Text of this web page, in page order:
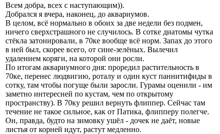
Всем добра, всех с наступающим)).
Добрался я вчера, наконец, до аквариумов.
В целом, всё нормально в обоих за две недели без подмен,
ничего сверхстрашного не случилось. В сотке диатомы чутка
стёкла затонировали, в 70ке вообще всё норм. Запах до этого
в ней был, скорее всего, от сине-зелёных. Вылечил
удалением коряги, на которой они росли.
По итогам аквариумного дня: проредил растительность в
70ке, перенес людвигию, роталу и один куст паннитифиды в
сотку, там чтобы погуще были заросли. Гурамы оценили - им
заметно интересней по кустам, чем по открытому
пространству). В 70ку решил вернуть флиппер. Сейчас там
течение не такое сильное, как от Патика, флипперу полегче.
Он, правда, будто на зимовку ушёл - дочек не даёт, новые
листья от корней идут, растут медленно.